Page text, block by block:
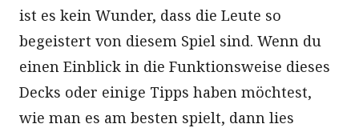
ist es kein Wunder, dass die Leute so
begeistert von diesem Spiel sind. Wenn du
einen Einblick in die Funktionsweise dieses
Decks oder einige Tipps haben möchtest,
wie man es am besten spielt, dann lies